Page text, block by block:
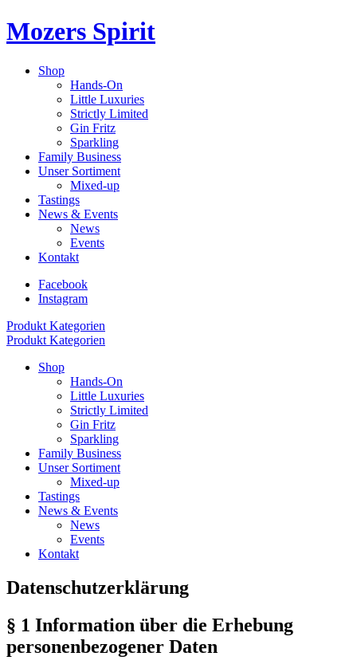
Mozers Spirit
Shop
Hands-On
Little Luxuries
Strictly Limited
Gin Fritz
Sparkling
Family Business
Unser Sortiment
Mixed-up
Tastings
News & Events
News
Events
Kontakt
Facebook
Instagram
Produkt Kategorien
Produkt Kategorien
Shop
Hands-On
Little Luxuries
Strictly Limited
Gin Fritz
Sparkling
Family Business
Unser Sortiment
Mixed-up
Tastings
News & Events
News
Events
Kontakt
Datenschutzerklärung
§ 1 Information über die Erhebung
personenbezogener Daten